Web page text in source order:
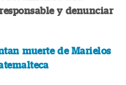
y denunciar
muerte de Marielos